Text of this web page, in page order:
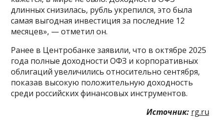
длинных снизилась, рубль укрепился, это была
самая выгодная инвестиция за последние 12
месяцев», — отметил он.
Ранее в Центробанке заявили, что в октябре 2025
года полные доходности ОФЗ и корпоративных
облигаций увеличились относительно сентября,
показав высокую положительную доходность
среди российских финансовых инструментов.
Источник: rg.ru